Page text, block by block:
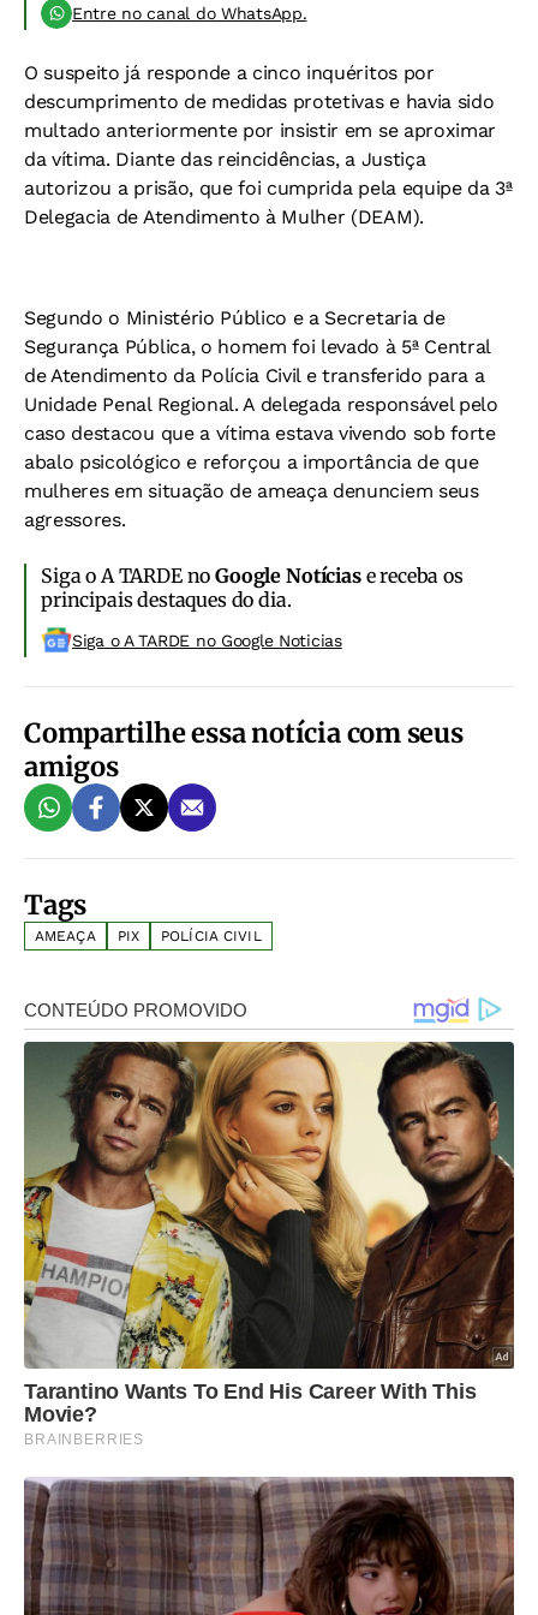
Entre no canal do WhatsApp.
O suspeito já responde a cinco inquéritos por
descumprimento de medidas protetivas e havia sido
multado anteriormente por insistir em se aproximar
da vítima. Diante das reincidências, a Justiça
autorizou a prisão, que foi cumprida pela equipe da 3ª
Delegacia de Atendimento à Mulher (DEAM).
Segundo o Ministério Público e a Secretaria de
Segurança Pública, o homem foi levado à 5ª Central
de Atendimento da Polícia Civil e transferido para a
Unidade Penal Regional. A delegada responsável pelo
caso destacou que a vítima estava vivendo sob forte
abalo psicológico e reforçou a importância de que
mulheres em situação de ameaça denunciem seus
agressores.
Siga o A TARDE noGoogle Notíciase receba os
principais destaques do dia.
Siga o A TARDE no Google Noticias
Compartilhe essa notícia com seus
amigos
Tags
AMEAÇA PIX POLÍCIA CIVIL